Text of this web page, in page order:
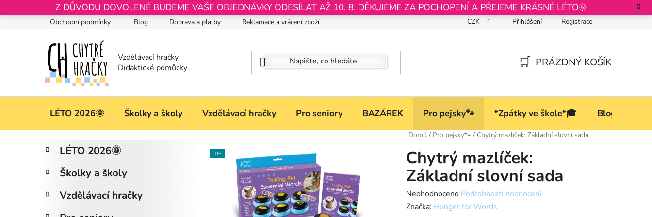
na
Z DŮVODU DOVOLENÉ BUDEME VAŠE OBJEDNÁVKY ODESÍLAT AŽ 10. 8. DĚKUJEME ZA POCHOPENÍ A PŘEJEME KRÁSNÉ LÉTO🌞
Obchodní podmínky Blog Doprava a platby Reklamace a vrácení zboží Podmínky ochrany osobních údajů
CZK Přihlášení Registrace
KOŠÍK
PRÁZDNÝ KOŠÍK
LÉTO 2026🌞 Školky a školy Vzdělávací hračky Pro seniory BAZÁREK Pro pejsky🐾 *Zpátky ve škole*🎓 Blog
Domů / Pro pejsky🐾 / Chytrý mazlíček: Základní slovní sada
P
s
r
Přeskočit
kategorie
K
a
e
o
LÉTO 2026🌞
Školky a školy
Vzdělávací hračky
Chytrý mazlíček:
Základní slovní sada
Průměrné
hodnocení
Neohodnoceno Podrobnosti hodnocení
Značka: Hunger for Words
TIP